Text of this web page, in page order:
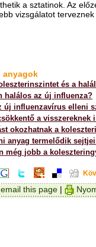
a sztatinok. Az
vizsgálatot
anyagok
és a
halálos az új influenza?
új influenzavírus elleni
a visszereknek
okozhatnak a
anyag termelődik
még jobb a
email this page |